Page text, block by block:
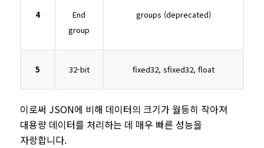
4
End
group
groups (deprecated)
5 32-bit fixed32, sfixed32, float
이로써 JSON에 비해 데이터의 크기가 월등히 작아져
대용량 데이터를 처리하는 데 매우 빠른 성능을
자랑합니다.